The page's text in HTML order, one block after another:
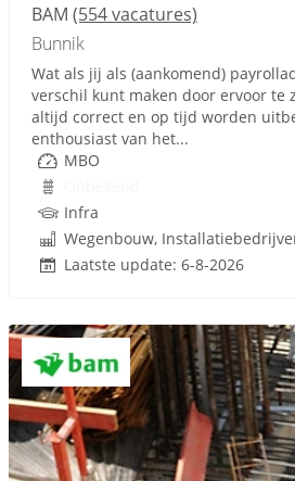
BAM (554 vacatures)
Bunnik
Wat als jij als (aankomend)
verschil kunt maken door ervoor te
altijd correct en op tijd worden
enthousiast van het...
MBO
Infra
Laatste update: 6-8-2026